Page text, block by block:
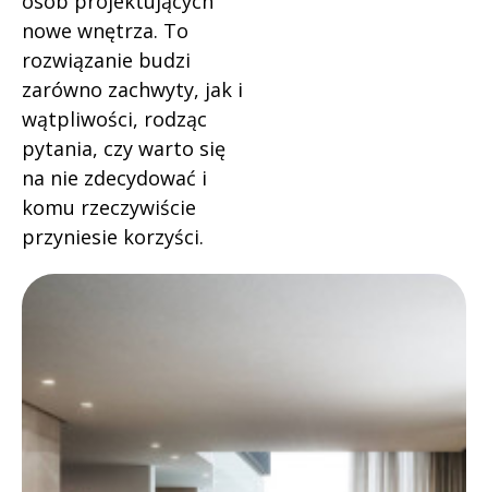
nowe wnętrza. To
rozwiązanie budzi
zarówno zachwyty, jak i
wątpliwości, rodząc
pytania, czy warto się
na nie zdecydować i
komu rzeczywiście
przyniesie korzyści.